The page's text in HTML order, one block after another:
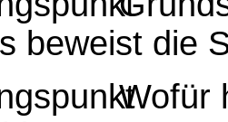
beweist die
Wofür